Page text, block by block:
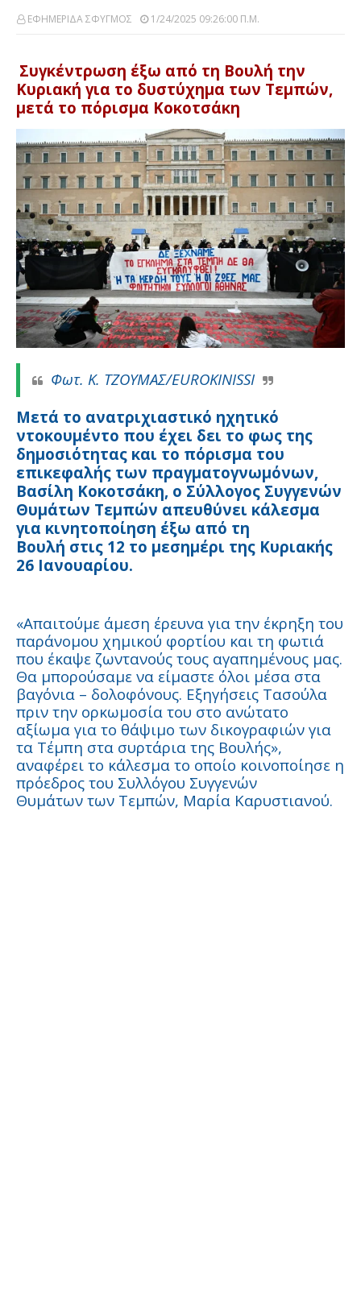
ΕΦΗΜΕΡΙΔΑ ΣΦΥΓΜΟΣ 1/24/2025 09:26:00 Π.μ.
Συγκέντρωση έξω από τη Βουλή την
Κυριακή για το δυστύχημα των Τεμπών,
μετά το πόρισμα Κοκοτσάκη
Φωτ. Κ. ΤΖΟΥΜΑΣ/EUROKINISSI
Μετά το ανατριχιαστικό ηχητικό
ντοκουμέντο που έχει δει το φως της
δημοσιότητας και το πόρισμα του
επικεφαλής των πραγματογνωμόνων,
Βασίλη Κοκοτσάκη, ο Σύλλογος Συγγενών
Θυμάτων Τεμπών απευθύνει κάλεσμα
για κινητοποίηση έξω από τη
Βουλή στις 12 το μεσημέρι της Κυριακής
26 Ιανουαρίου.
«Απαιτούμε άμεση έρευνα για την έκρηξη του
παράνομου χημικού φορτίου και τη φωτιά
που έκαψε ζωντανούς τους αγαπημένους μας.
Θα μπορούσαμε να είμαστε όλοι μέσα στα
βαγόνια – δολοφόνους. Εξηγήσεις Τασούλα
πριν την ορκωμοσία του στο ανώτατο
αξίωμα για το θάψιμο των δικογραφιών για
τα Τέμπη στα συρτάρια της Βουλής»,
αναφέρει το κάλεσμα το οποίο κοινοποίησε η
πρόεδρος του Συλλόγου Συγγενών
Θυμάτων των Τεμπών, Μαρία Καρυστιανού.